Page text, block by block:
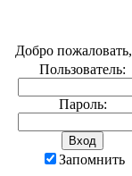
Добро пожаловать,
Пользователь:
Пароль:
Запомнить